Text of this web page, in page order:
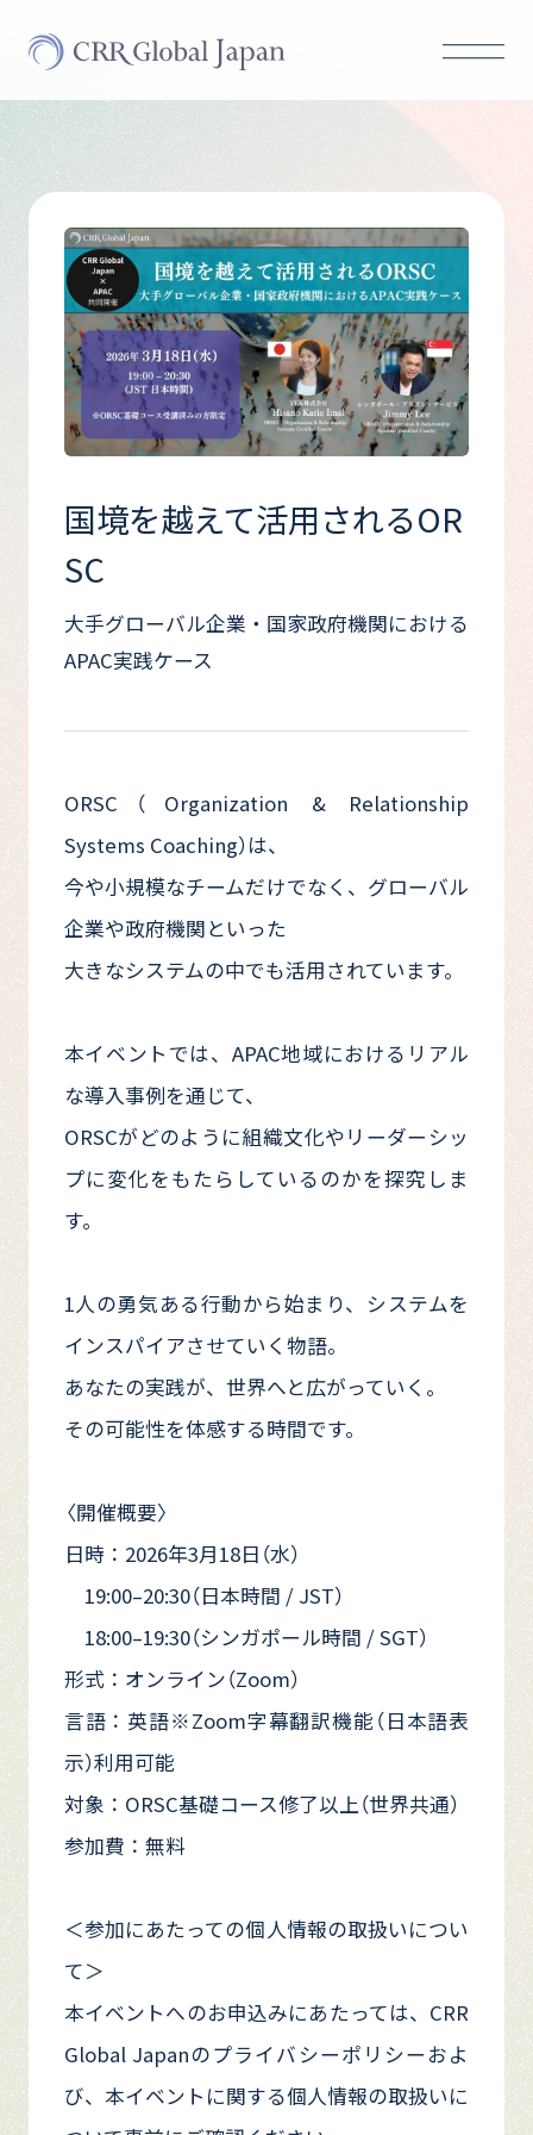
国境を越えて活用されるOR
SC
大手グローバル企業・国家政府機関における
APAC実践ケース
ORSC（Organization & Relationship
Systems Coaching）は、
今や小規模なチームだけでなく、グローバル
企業や政府機関といった
大きなシステムの中でも活用されています。
本イベントでは、APAC地域におけるリアル
な導入事例を通じて、
ORSCがどのように組織文化やリーダーシッ
プに変化をもたらしているのかを探究しま
す。
1人の勇気ある行動から始まり、システムを
インスパイアさせていく物語。
あなたの実践が、世界へと広がっていく。
その可能性を体感する時間です。
〈開催概要〉
日時：2026年3月18日（水）
19:00–20:30（日本時間 / JST）
18:00–19:30（シンガポール時間 / SGT）
形式：オンライン（Zoom）
言語：英語※Zoom字幕翻訳機能（日本語表
示）利用可能
対象：ORSC基礎コース修了以上（世界共通）
参加費：無料
＜参加にあたっての個人情報の取扱いについ
て＞
本イベントへのお申込みにあたっては、CRR
Global Japanのプライバシーポリシーおよ
び、本イベントに関する個人情報の取扱いに